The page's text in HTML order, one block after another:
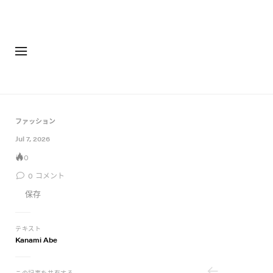
ファッション
Jul 7, 2026
0
0 コメント
保存
テキスト
Kanami Abe